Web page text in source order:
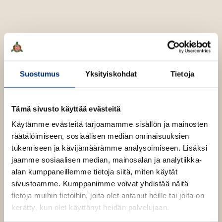
Suostumus Yksityiskohdat Tietoja
Tämä sivusto käyttää evästeitä
Käytämme evästeitä tarjoamamme sisällön ja mainosten
räätälöimiseen, sosiaalisen median ominaisuuksien
tukemiseen ja kävijämäärämme analysoimiseen. Lisäksi
jaamme sosiaalisen median, mainosalan ja analytiikka-
alan kumppaneillemme tietoja siitä, miten käytät
sivustoamme. Kumppanimme voivat yhdistää näitä
tietoja muihin tietoihin, joita olet antanut heille tai joita on
kerätty, kun olet käyttänyt heidän palvelujaan.
e
l
e
a
A
e
a
u
u
t
e
e
n
v
William Shakespeare
William Shakespeare (1564-1616) oli englantilainen
näytelmäkirjailija ja runoilija, jota pidetään yhtenä
kirjallisuushistorian merkittävimmistä kirjailijoista ja
kynäniekoista.
Lue lisää tekijästä
W
l
l